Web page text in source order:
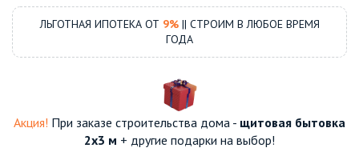
ЛЬГОТНАЯ ИПОТЕКА ОТ 9%|| СТРОИМ В ЛЮБОЕ ВРЕМЯ
ГОДА
Акция! При заказе строительства дома - щитовая бытовка
2х3 м + другие подарки на выбор!